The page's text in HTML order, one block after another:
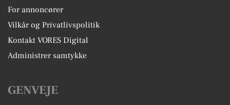
For annoncører
Vilkår og Privatlivspolitik
Kontakt VORES Digital
Administrer samtykke
GENVEJE